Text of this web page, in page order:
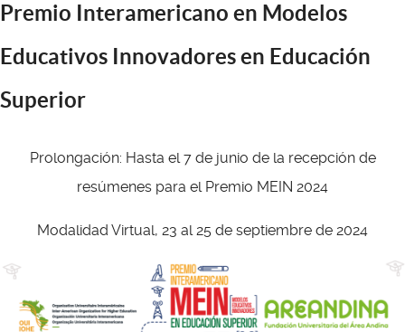
Premio Interamericano en Modelos
Educativos Innovadores en Educación
Superior
Prolongación: Hasta el 7 de junio de la recepción de
resúmenes para el Premio MEIN 2024
Modalidad Virtual, 23 al 25 de septiembre de 2024